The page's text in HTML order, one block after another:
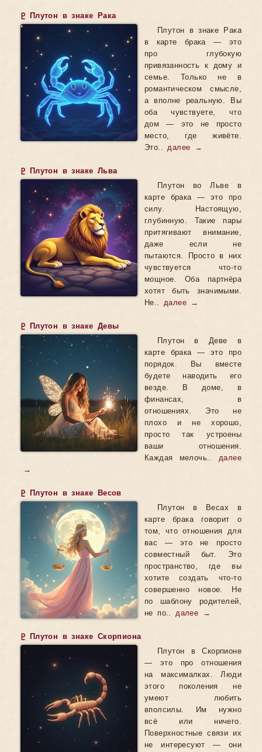
♇ Плутон в знаке Рака
Плутон в знаке Рака
в карте брака — это
про глубокую
привязанность к дому и
семье. Только не в
романтическом смысле,
а вполне реальную. Вы
оба чувствуете, что
дом — это не просто
место, где живёте.
Это..далее →
♇ Плутон в знаке Льва
Плутон во Льве в
карте брака — это про
силу. Настоящую,
глубинную. Такие пары
притягивают внимание,
даже если не
пытаются. Просто в них
чувствуется что-то
мощное. Оба партнёра
хотят быть значимыми.
Не.. далее →
♇ Плутон в знаке Девы
Плутон в Деве в
карте брака — это про
порядок. Вы вместе
будете наводить его
везде. В доме, в
финансах, в
отношениях. Это не
плохо и не хорошо,
просто так устроены
ваши отношения.
Каждая мелочь.. далее
→
♇ Плутон в знаке Весов
Плутон в Весах в
карте брака говорит о
том, что отношения для
вас — это не просто
совместный быт. Это
пространство, где вы
хотите создать что-то
совершенно новое. Не
по шаблону родителей,
не по..далее →
♇ Плутон в знаке Скорпиона
Плутон в Скорпионе
— это про отношения
на максималках. Люди
этого поколения не
умеют любить
вполсилы. Им нужно
всё или ничего.
Поверхностные связи их
не интересуют — они